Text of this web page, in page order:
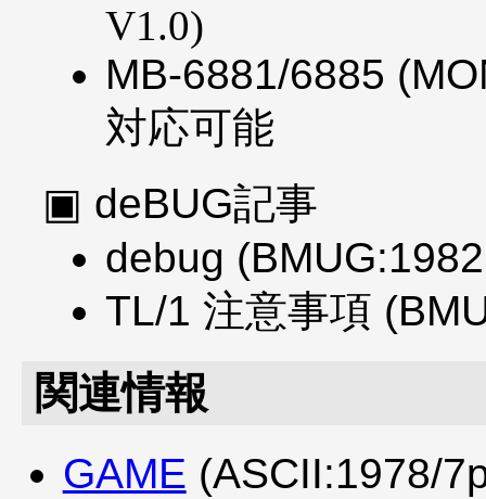
V1.0)
MB-6881/6885
対応可能
deBUG記事
debug
TL/1 注意事項
関連情報
GAME (ASCII:1978/